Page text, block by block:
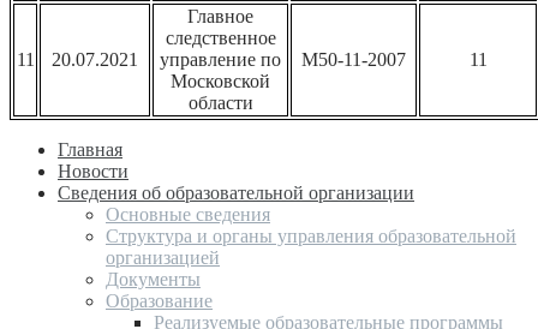
11 20.07.2021
Главное
следственное
управление по
Московской
области
М50-11-2007 11
Главная
Новости
Сведения об образовательной организации
Основные сведения
Структура и органы управления образовательной
организацией
Документы
Образование
Реализуемые образовательные программы